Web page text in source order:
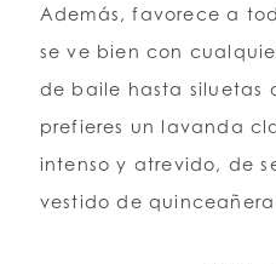
Además, favorece a
se ve bien con
de baile hasta siluetas
prefieres un lavanda
intenso y atrevido, de
vestido de